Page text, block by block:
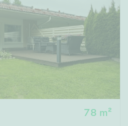
000 €
Kokonaispinta-ala
78 m²